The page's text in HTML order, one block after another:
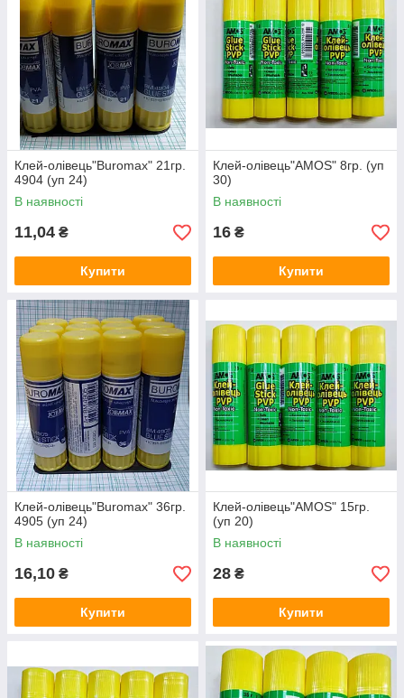
Клей-олівець"Buromax" 21гр.
4904 (уп 24)
В наявності
11,04 ₴
Купити
Клей-олівець"AMOS" 8гр. (уп
30)
В наявності
16 ₴
Купити
Клей-олівець"Buromax" 36гр.
4905 (уп 24)
В наявності
16,10 ₴
Купити
Клей-олівець"AMOS" 15гр.
(уп 20)
В наявності
28 ₴
Купити